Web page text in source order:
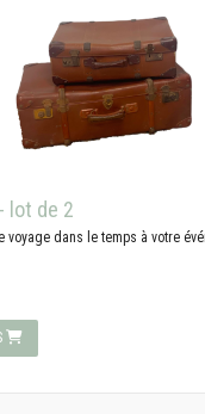
lot de 2
voyage dans le temps à votre